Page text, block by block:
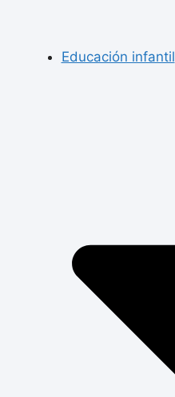
Educación infantil